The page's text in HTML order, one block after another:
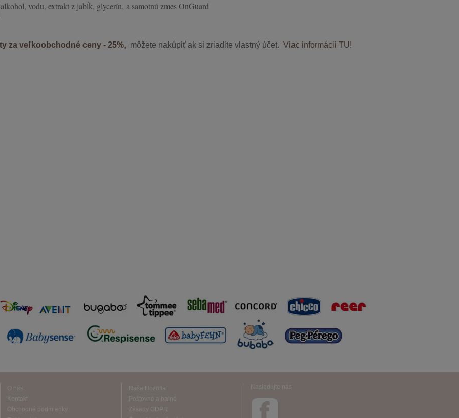
vodu, extrakt z jabĺk, glycerín, a samotnú zmes OnGuard
za veľkoobchodné ceny - 25%, môžete nakúpiť ak si zriadite vlastný účet. Viac informácii TU!
O nás
Kontakt
Obchodné podmienky
Naša filozofia
Poštovné a balné
Zásady GDPR
Nasledujte nás